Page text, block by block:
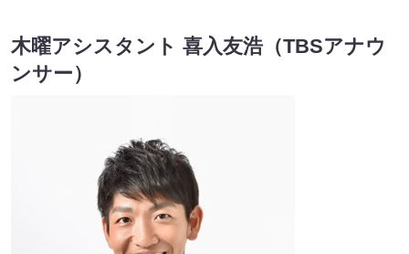
木曜アシスタント 喜入友浩（TBSアナウ
ンサー）